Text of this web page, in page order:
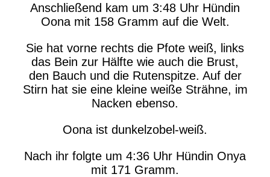
Anschließend kam um 3:48 Uhr Hündin
Oona mit 158 Gramm auf die Welt.
Sie hat vorne rechts die Pfote weiß, links
das Bein zur Hälfte wie auch die Brust,
den Bauch und die Rutenspitze. Auf der
Stirn hat sie eine kleine weiße Strähne, im
Nacken ebenso.
Oona ist dunkelzobel-weiß.
Nach ihr folgte um 4:36 Uhr Hündin Onya
mit 171 Gramm.